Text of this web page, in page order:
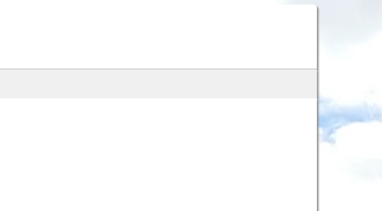
検タイムランキング